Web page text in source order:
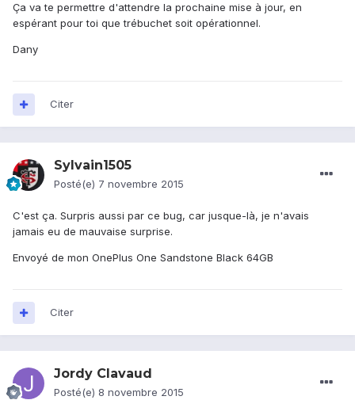
Ça va te permettre d'attendre la prochaine mise à jour, en
espérant pour toi que trébuchet soit opérationnel.
Dany
Citer
Sylvain1505
Posté(e) 7 novembre 2015
C'est ça. Surpris aussi par ce bug, car jusque-là, je n'avais
jamais eu de mauvaise surprise.
Envoyé de mon OnePlus One Sandstone Black 64GB
Citer
Jordy Clavaud
Posté(e) 8 novembre 2015